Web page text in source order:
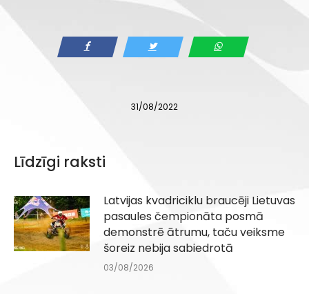
31/08/2022
Līdzīgi raksti
Latvijas kvadriciklu braucēji Lietuvas
pasaules čempionāta posmā
demonstrē ātrumu, taču veiksme
šoreiz nebija sabiedrotā
03/08/2026